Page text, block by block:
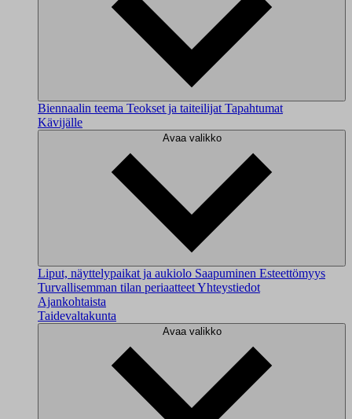
Biennaalin teema Teokset ja taiteilijat Tapahtumat
Kävijälle
Avaa valikko
Liput, näyttelypaikat ja aukiolo Saapuminen Esteettömyys
Turvallisemman tilan periaatteetYhteystiedot
Ajankohtaista
Taidevaltakunta
Avaa valikko